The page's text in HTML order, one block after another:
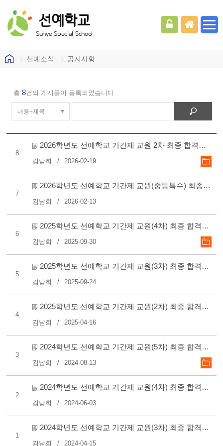
선예학교
Sunye Special School
선예소식 공지사항
총8건의 게시물이 등록되었습니다.
8
2026학년도 선예학교 기간제 교원 2차 최종 합격자 안내
김남희 2026-02-19
7
2026학년도 선예학교 기간제 교원(중등특수) 최종 합격자 안내..
김남희 2026-02-13
6
2025학년도 선예학교 기간제 교원(4차) 최종 합격자 안내
김남희 2025-09-30
5
2025학년도 선예학교 기간제 교원(3차) 최종 합격자 안내
김남희 2025-09-24
4
2025학년도 선예학교 기간제 교원(2차) 최종 합격자 안내
김남희 2025-04-16
3
2024학년도 선예학교 기간제 교원(5차) 최종 합격자 안내
김남희 2024-08-13
2
2024학년도 선예학교 기간제 교원(4차) 최종 합격자 안내
김남희 2024-06-03
1
2024학년도 선예학교 기간제 교원(3차) 최종 합격자 안내
김남희 2024-04-15